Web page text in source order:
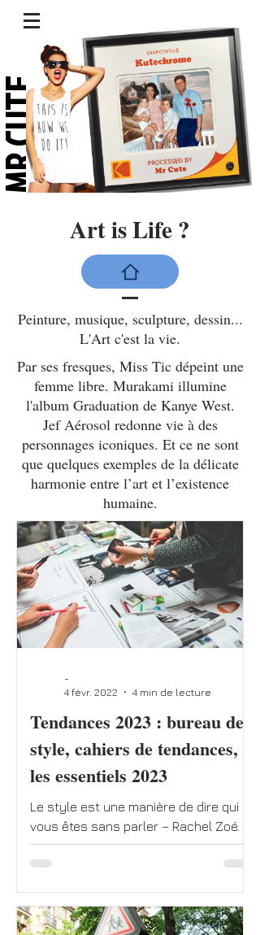
Art is Life ?
Peinture, musique, sculpture, dessin...
L'Art c'est la vie.
Par ses fresques, Miss Tic dépeint une
femme libre. Murakami illumine
l'album Graduation de Kanye West.
Jef Aérosol redonne vie à des
personnages iconiques. Et ce ne sont
que quelques exemples de la délicate
harmonie entre l’art et l’existence
humaine.
Tendances 2023 : bureau de
style, cahiers de tendances,
les essentiels 2023
Le style est une manière de dire qui
vous êtes sans parler – Rachel Zoé. À
elle seule, cette phrase de la styliste
des stars...
-
4 févr. 2022
4 min de lecture